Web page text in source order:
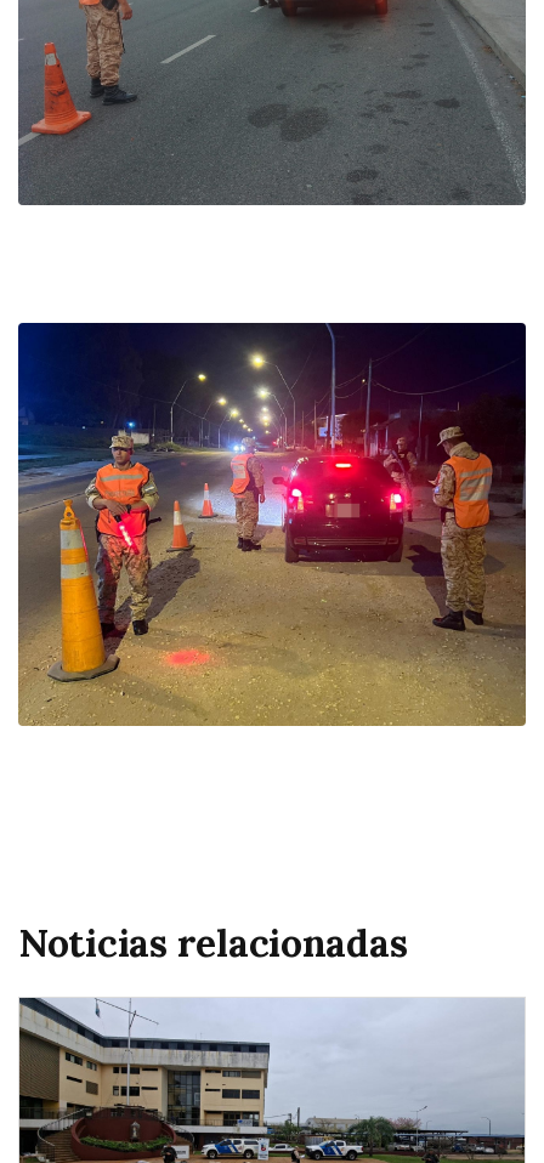
Noticias relacionadas